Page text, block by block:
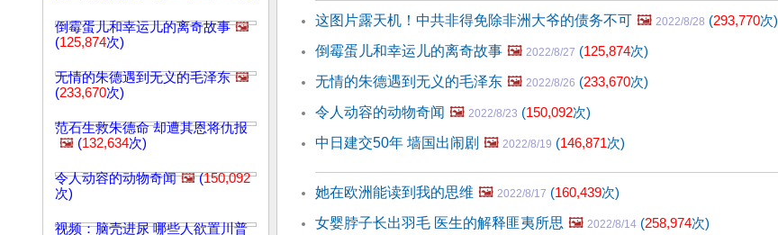
倒霉蛋儿和幸运儿的离奇故事 🖼️
(125,874次)
无情的朱德遇到无义的毛泽东 🖼️
(233,670次)
范石生救朱德命 却遭其恩将仇报
🖼️ (132,634次)
令人动容的动物奇闻 🖼️(150,092
次)
视频：脑壳进尿 哪些人欲置川普
这图片露天机！中共非得免除非洲大爷的债务不可 🖼️ 2022/8/28 (293,770次)
倒霉蛋儿和幸运儿的离奇故事 🖼️ 2022/8/27 (125,874次)
无情的朱德遇到无义的毛泽东 🖼️ 2022/8/26 (233,670次)
令人动容的动物奇闻 🖼️ 2022/8/23 (150,092次)
中日建交50年 墙国出闹剧 🖼️ 2022/8/19 (146,871次)
她在欧洲能读到我的思维 🖼️ 2022/8/17 (160,439次)
女婴脖子长出羽毛 医生的解释匪夷所思 🖼️ 2022/8/14 (258,974次)